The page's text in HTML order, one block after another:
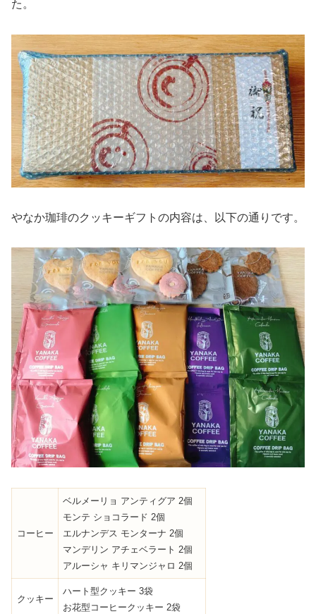
た。
やなか珈琲のクッキーギフトの内容は、以下の通りです。
コーヒー
ベルメーリョ アンティグア 2個
モンテ ショコラード 2個
エルナンデス モンターナ 2個
マンデリン アチェベラート 2個
アルーシャ キリマンジャロ 2個
クッキー
ハート型クッキー 3袋
お花型コーヒークッキー 2袋